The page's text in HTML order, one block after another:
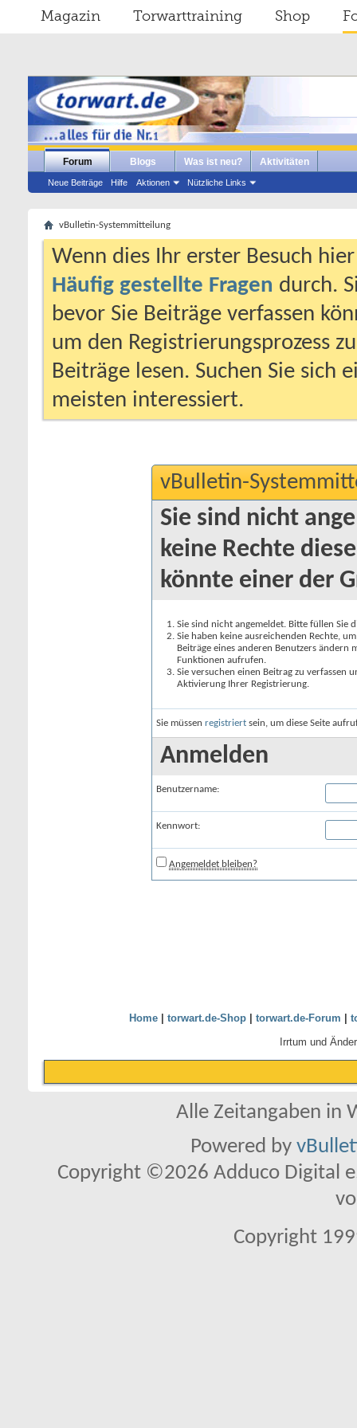
Magazin Torwarttraining Shop
Forum
Neue Beiträge Hilfe Aktionen Nützliche Links
Blogs Was ist neu? Aktivitäten
vBulletin-Systemmitteilung
Wenn dies Ihr erster Besuch
Häufig gestellte Fragen durch.
bevor Sie Beiträge verfassen
um den Registrierungsprozess
Beiträge lesen. Suchen Sie sich
meisten interessiert.
vBulletin-
Sie sind nicht
keine Rechte
könnte einer der
Sie sind nicht angemeldet. Bitte füllen Sie
Sie haben keine ausreichenden Rechte,
Beiträge eines anderen Benutzers
Funktionen aufrufen.
Sie versuchen einen Beitrag zu verfassen
Aktivierung Ihrer Registrierung.
Sie müssen registriert sein, um diese Seite
Anmelden
Benutzername:
Kennwort:
Angemeldet bleiben?
Home| torwart.de-Shop| torwart.de-Forum
Irrtum und
Alle Zeitangaben in
Powered by
Copyright ©2026 Adduco Digital
Copyright